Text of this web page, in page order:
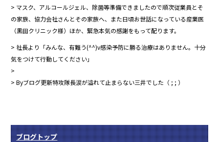
> マスク、アルコールジェル、除菌等準備できましたので順次従業員とそ
の家族、協力会社さんとその家族へ、また日頃お世話になっている産業医
（黒田クリニック様）ほか、緊急本気の感謝をもって配ります。
> 社長より「みんな、有難う(^^)v感染予防に勝る治療はありません。十分
気をつけて行動してください」
>
> Byブログ更新特攻隊長涙が溢れて止まらない三井でした（ ; ; ）
ブログトップ